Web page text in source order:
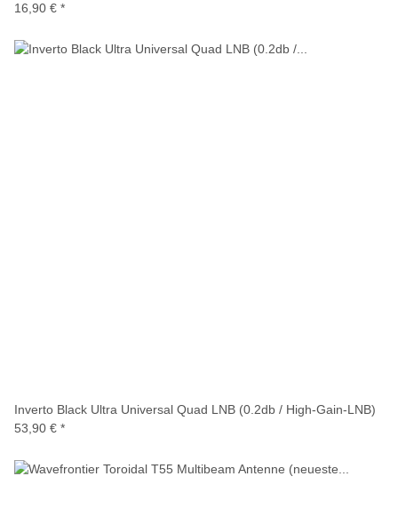
16,90 € *
Inverto Black Ultra Universal Quad LNB (0.2db / High-Gain-LNB)
53,90 € *